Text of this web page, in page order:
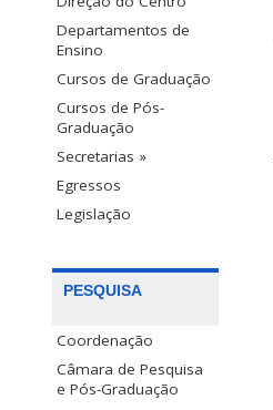
Departamentos de
Ensino
Cursos de Graduação
Cursos de Pós-
Graduação
Secretarias »
Egressos
Legislação
PESQUISA
Coordenação
Câmara de Pesquisa
e Pós-Graduação